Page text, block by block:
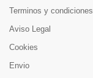
Terminos y condiciones
Aviso Legal
Cookies
Envio